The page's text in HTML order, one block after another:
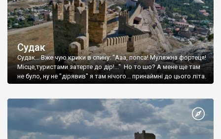
Судак
Судак... Вже чую крики в спину: "Ааа, попса! Муляжна фортеця!
Місце,туристами затерте до дір!..." Но то шо? А мене ще там
не було, ну не "дірявив" я там нічого... принаймні до цього літа.